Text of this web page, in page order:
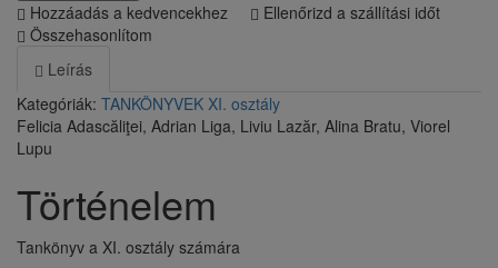
Hozzáadás a kedvencekhez
Ellenőrizd a szállítási időt
Összehasonlítom
Leírás
Kategóriák: TANKÖNYVEK XI. osztály
Felicia Adascăliţei, Adrian Liga, Liviu Lazăr, Alina Bratu, Viorel
Lupu
Történelem
Tankönyv a XI. osztály számára